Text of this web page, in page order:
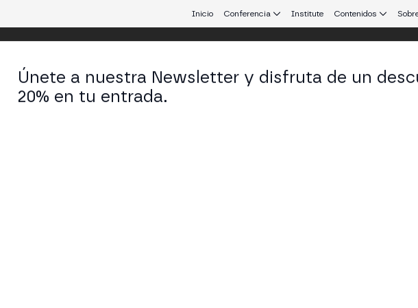
Inicio Conferencia Institute Contenidos
MERGE Madrid 25
de cripto y Web3 que conecta Europa y Latinoamérica.
la Nueva Generación de Servicios Financieros
Únete a nuestra Newsletter y disfruta de un
20% en tu entrada.